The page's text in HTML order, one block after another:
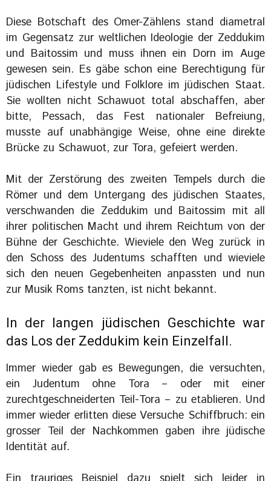
Diese Botschaft des Omer-Zählens stand diametral
im Gegensatz zur weltlichen Ideologie der Zeddukim
und Baitossim und muss ihnen ein Dorn im Auge
gewesen sein. Es gäbe schon eine Berechtigung für
jüdischen Lifestyle und Folklore im jüdischen Staat.
Sie wollten nicht Schawuot total abschaffen, aber
bitte, Pessach, das Fest nationaler Befreiung,
musste auf unabhängige Weise, ohne eine direkte
Brücke zu Schawuot, zur Tora, gefeiert werden.
Mit der Zerstörung des zweiten Tempels durch die
Römer und dem Untergang des jüdischen Staates,
verschwanden die Zeddukim und Baitossim mit all
ihrer politischen Macht und ihrem Reichtum von der
Bühne der Geschichte. Wieviele den Weg zurück in
den Schoss des Judentums schafften und wieviele
sich den neuen Gegebenheiten anpassten und nun
zur Musik Roms tanzten, ist nicht bekannt.
In der langen jüdischen Geschichte war
das Los der Zeddukim kein Einzelfall.
Immer wieder gab es Bewegungen, die versuchten,
ein Judentum ohne Tora – oder mit einer
zurechtgeschneiderten Teil-Tora – zu etablieren. Und
immer wieder erlitten diese Versuche Schiffbruch: ein
grosser Teil der Nachkommen gaben ihre jüdische
Identität auf.